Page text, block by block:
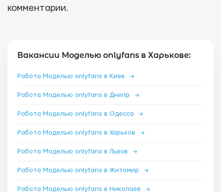
комментарии.
Вакансии Моделью onlyfans в Харькове:
Работа Моделью onlyfans в Киев →
Работа Моделью onlyfans в Днепр →
Работа Моделью onlyfans в Одесса →
Работа Моделью onlyfans в Харьков →
Работа Моделью onlyfans в Львов →
Работа Моделью onlyfans в Житомир →
Работа Моделью onlyfans в Николаев →